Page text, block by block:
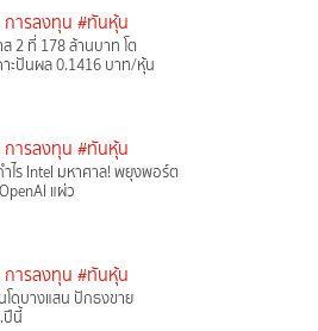
การลงทุน #ทันหุ้น
ส 2 ที่ 178 ล้านบาท โต
าะปันผล 0.1416 บาท/หุ้น
การลงทุน #ทันหุ้น
ไร Intel มหาศาล! พยุงพอร์ต
แผ่ว
การลงทุน #ทันหุ้น
โดบางแสน ปักธงขาย
ปีนี้